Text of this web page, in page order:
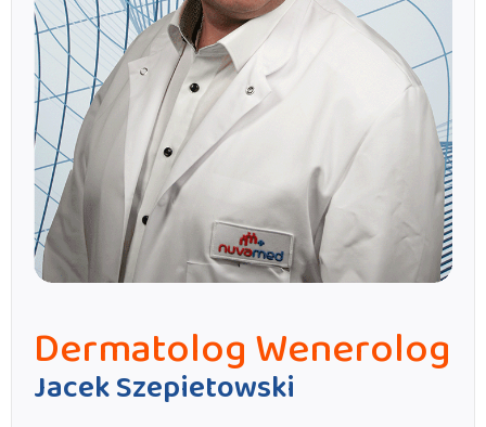
Dermatolog Wenerolog
Jacek Szepietowski